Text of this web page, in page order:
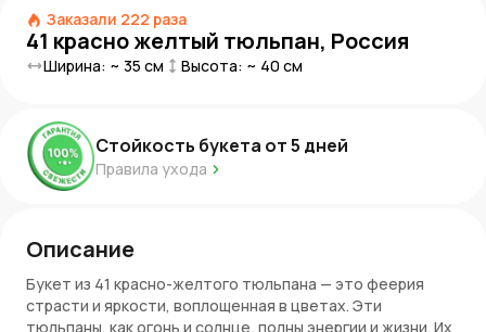
Заказали 222 раза
41 красно желтый тюльпан, Россия
Ширина: ~ 35 см Высота: ~ 40 см
Стойкость букета от5 дней
Правила ухода
Описание
Букет из 41 красно-желтого тюльпана — это феерия
страсти и яркости, воплощенная в цветах. Эти
тюльпаны, как огонь и солнце, полны энергии и жизни. Их